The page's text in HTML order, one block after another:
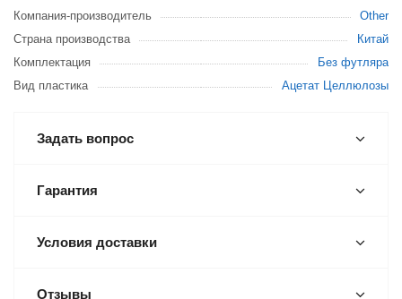
Компания-производитель
Other
Страна производства
Китай
Комплектация
Без футляра
Вид пластика
Ацетат Целлюлозы
Задать вопрос
Гарантия
Условия доставки
Отзывы